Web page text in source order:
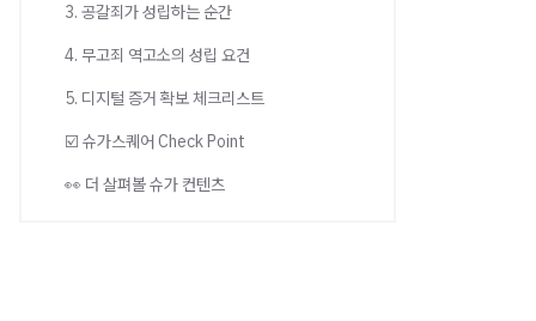
3. 공갈죄가 성립하는 순간
4. 무고죄 역고소의 성립 요건
5. 디지털 증거 확보 체크리스트
☑️ 슈가스퀘어 Check Point
👀 더 살펴볼 슈가 컨텐츠